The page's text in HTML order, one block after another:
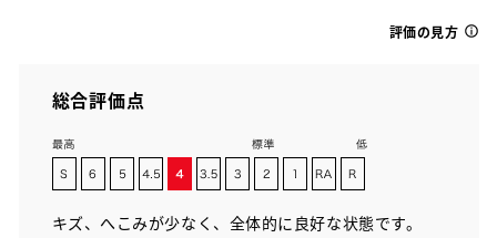
評価の見方
総合評価点
キズ、へこみが少なく、全体的に良好な状態です。